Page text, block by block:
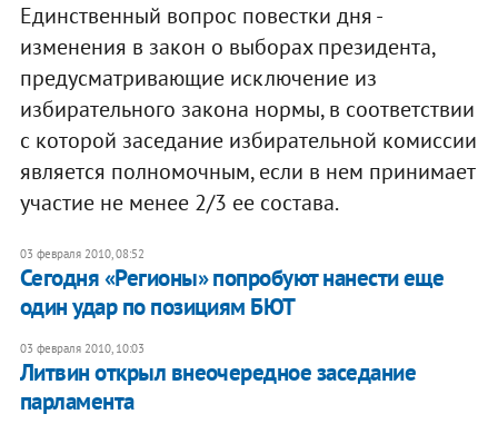
Единственный вопрос повестки дня -
изменения в закон о выборах президента,
предусматривающие исключение из
избирательного закона нормы, в соответствии
с которой заседание избирательной комиссии
является полномочным, если в нем принимает
участие не менее 2/3 ее состава.
03 февраля 2010, 08:52
Сегодня «Регионы» попробуют нанести еще
один удар по позициям БЮТ
03 февраля 2010, 10:03
Литвин открыл внеочередное заседание
парламента